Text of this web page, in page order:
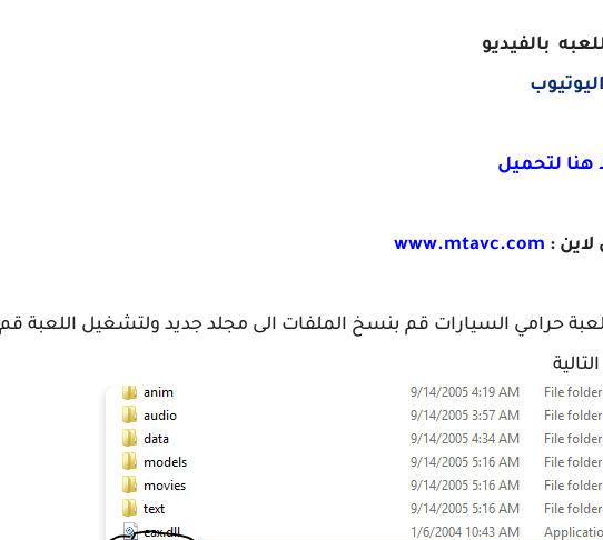
بالفيديو
لتحميل
:
www.mtavc.com
حرامي السيارات قم بنسخ الملفات الى مجلد جديد ولتشغيل اللعبة